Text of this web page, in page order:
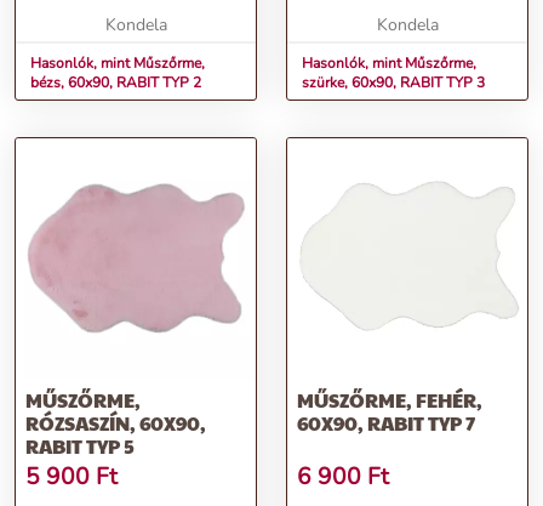
Kondela
Hasonlók, mint Műszőrme,
bézs, 60x90, RABIT TYP 2
Kondela
Hasonlók, mint Műszőrme,
szürke, 60x90, RABIT TYP 3
MŰSZŐRME,
RÓZSASZÍN, 60X90,
RABIT TYP 5
5 900 Ft
MŰSZŐRME, FEHÉR,
60X90, RABIT TYP 7
6 900 Ft